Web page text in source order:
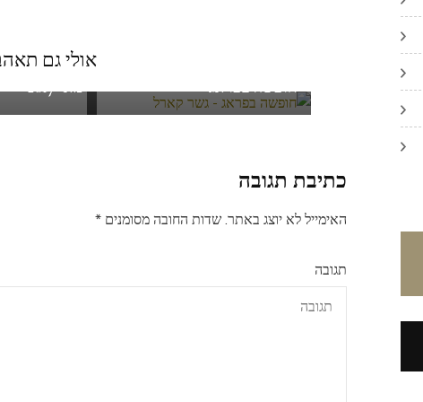
אולי גם
המוצרים
מאי 2017
חופשה בפראג
כתיבת תגובה
האימייל לא יוצג באתר. שדות החובה מסומנים*
תגובה